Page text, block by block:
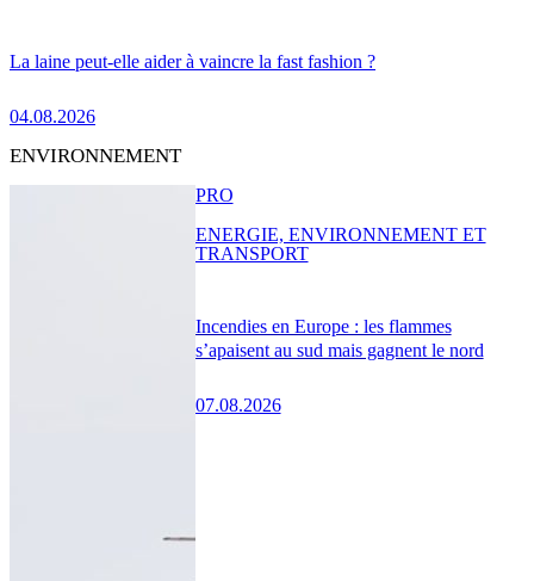
La laine peut-elle aider à vaincre la fast fashion ?
04.08.2026
ENVIRONNEMENT
Incendies en Europe : les flammes
s’apaisent au sud mais gagnent le nord
07.08.2026
PRO
ENERGIE, ENVIRONNEMENT ET
TRANSPORT